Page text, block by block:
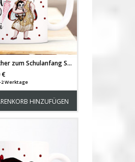
Tasse Becher zum Schulanfang Schulstart Marienkäfer Girl Mädchen Schultüte endlich Schulkind mit Wunschname + Jahr der Einschulung ts2024
€
Werktage
HINZUFÜGEN